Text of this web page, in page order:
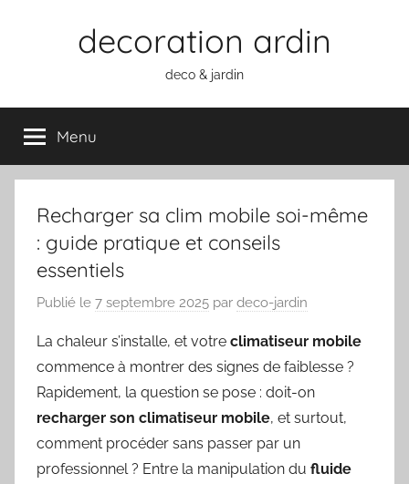
decoration ardin
deco & jardin
Menu
Recharger sa clim mobile soi-même
: guide pratique et conseils
essentiels
Publié le 7 septembre 2025 par deco-jardin
La chaleur s’installe, et votre climatiseur mobile
commence à montrer des signes de faiblesse ?
Rapidement, la question se pose : doit-on
recharger son climatiseur mobile, et surtout,
comment procéder sans passer par un
professionnel ? Entre la manipulation du fluide